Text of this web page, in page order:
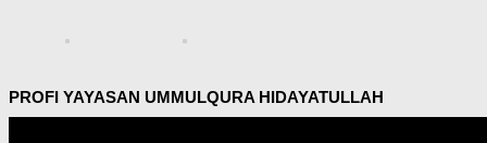
PROFI YAYASAN UMMULQURA HIDAYATULLAH